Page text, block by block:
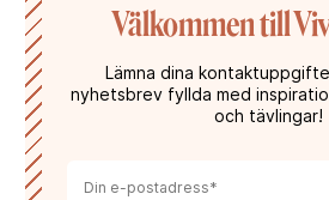
Välkommen till
Lämna dina
nyhetsbrev fyllda med
och tävlingar!